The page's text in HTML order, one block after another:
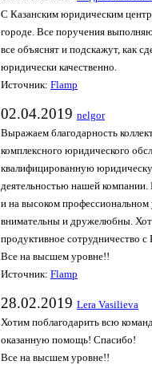
С Казанским юридическим
городе. Все поручения
все объяснят и подскажут, как
юридически качественно.
Источник: Flamp
02.04.2019 nelgor
Выражаем благодарность
комплексного юридического
квалифицированную
деятельностью нашей компании.
и на высоком
внимательны и дружелюбны.
продуктивное сотрудничество
Все на высшем уровне!!
Источник: Flamp
28.02.2019 Lera Vasilieva
Хотим поблагодарить всю
оказанную помощь! Спасибо!
Все на высшем уровне!!